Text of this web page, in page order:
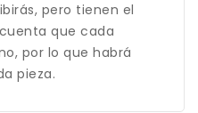
pero tienen el
que cada
por lo que habrá
pieza.